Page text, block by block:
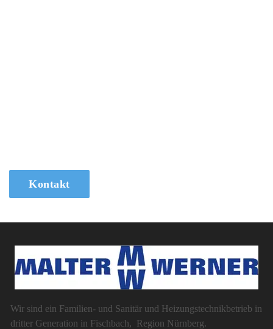
Kontakt
Wir sind ein Familien- und Sanitär und Heizungstechnikbetrieb in
dritter Generation in Fischbach, Region Nürnberg.